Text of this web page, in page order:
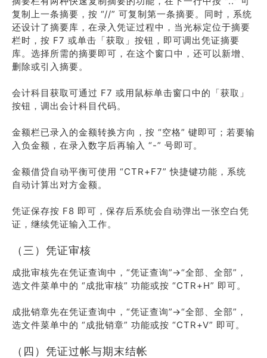
复制上一条摘要，按 “//” 可复制第一条摘要。同时，系统
还设计了摘要库，在录入凭证过程中，当光标定位于摘要
栏时，按 F7 或单击「获取」按钮，即可调出凭证摘要
库。选择所需的摘要即可，在这个窗口中，还可以新增、
删除或引入摘要。
会计科目获取可通过 F7 或用鼠标单击窗口中的「获取」
按钮，调出会计科目代码。
金额栏已录入的金额转换方向，按 “空格” 键即可；若要输
入负金额，在录入数字后再输入 “-” 号即可。
金额借贷自动平衡可使用 “CTR+F7” 快捷键功能，系统
自动计算出对方金额。
凭证保存按 F8 即可，保存后系统会自动弹出一张空白凭
证，继续凭证输入工作。
（三）凭证审核
成批审核先在凭证查询中，“凭证查询”→“全部、全部”，
选文件菜单中的 “成批审核” 功能或按 “CTR+H” 即可。
成批销章先在凭证查询中，“凭证查询”→“全部、全部”，
选文件菜单中的 “成批销章” 功能或按 “CTR+V” 即可。
（四）凭证过帐与期末结帐